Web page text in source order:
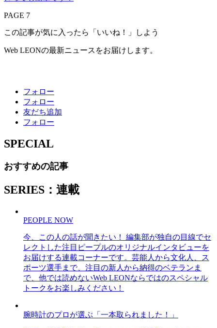
PAGE 7
この記事が気に入ったら「いいね！」しよう
Web LEONの最新ニュースをお届けします。
フォロー
フォロー
友だち追加
フォロー
SPECIAL
おすすめの記事
SERIES：連載
PEOPLE NOW
今、この人の話が聞きたい！ 編集部が独自の目線でセ
レクトした注目ピープルのオリジナルインタビューを
お届けする連載コーナーです。芸能人から文化人、ス
ポーツ選手まで、注目の新人から納得のベテランま
で、他では読めないWeb LEONならではのスペシャル
トークをお楽しみください！
腕時計のプロが選ぶ「一本取られました！」